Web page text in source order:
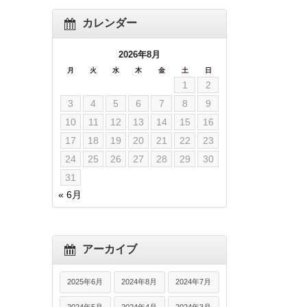
カレンダー
2026年8月
月 火 水 木 金 土 日
1
2
3
4 5 6 7 8
9
10
11 12 13 14 15
16
17
18 19 20 21 22
23
24
25 26 27 28 29
30
31
« 6月
アーカイブ
2025年6月 2024年8月 2024年7月